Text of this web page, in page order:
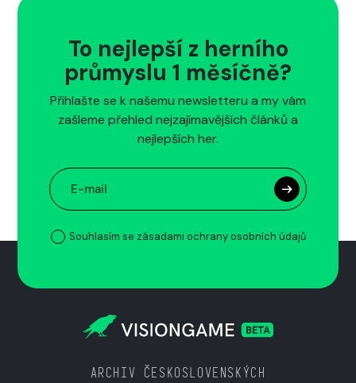
To nejlepší z herního
průmyslu 1 měsíčně?
Přihlašte se k našemu newsletteru a my vám
zašleme přehled nejzajímavějších článků a
nejlepších her.
Souhlasím se zásadami ochrany osobních údajů
ARCHIV ČESKOSLOVENSKÝCH